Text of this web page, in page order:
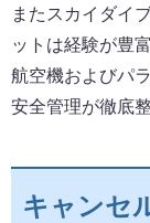
またスカイダイ
ットは経験が豊富
航空機およびパ
安全管理が徹底
キャンセ